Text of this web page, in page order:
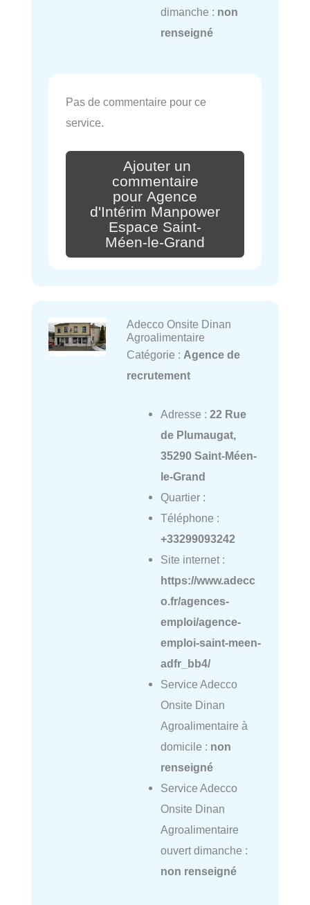
dimanche : non
renseigné
Pas de commentaire pour ce
service.
Ajouter un
commentaire
pour Agence
d'Intérim Manpower
Espace Saint-
Méen-le-Grand
Adecco Onsite Dinan
Agroalimentaire
Catégorie : Agence de
recrutement
Adresse : 22 Rue
de Plumaugat,
35290 Saint-Méen-
le-Grand
Quartier :
Téléphone :
+33299093242
Site internet :
https://www.adecc
o.fr/agences-
emploi/agence-
emploi-saint-meen-
adfr_bb4/
Service Adecco
Onsite Dinan
Agroalimentaire à
domicile : non
renseigné
Service Adecco
Onsite Dinan
Agroalimentaire
ouvert dimanche :
non renseigné